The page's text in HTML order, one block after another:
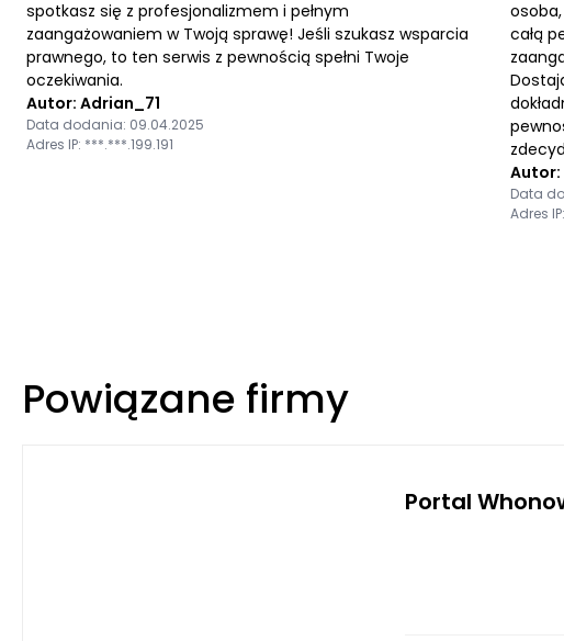
spotkasz się z profesjonalizmem i pełnym
zaangażowaniem w Twoją sprawę! Jeśli szukasz wsparcia
prawnego, to ten serwis z pewnością spełni Twoje
oczekiwania.
Autor: Adrian_71
Data dodania: 09.04.2025
Adres IP: ***.***.199.191
całą
Autor:
Data
Adres
Powiązane firmy
Portal